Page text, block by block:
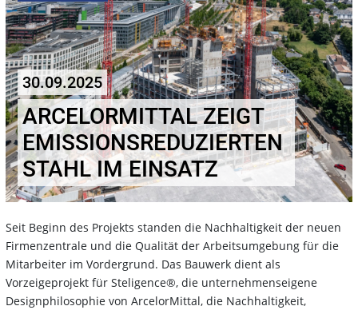
30.09.2025
ARCELORMITTAL ZEIGT
EMISSIONSREDUZIERTEN
STAHL IM EINSATZ
Seit Beginn des Projekts standen die Nachhaltigkeit der neuen
Firmenzentrale und die Qualität der Arbeitsumgebung für die
Mitarbeiter im Vordergrund. Das Bauwerk dient als
Vorzeigeprojekt für Steligence®, die unternehmenseigene
Designphilosophie von ArcelorMittal, die Nachhaltigkeit,